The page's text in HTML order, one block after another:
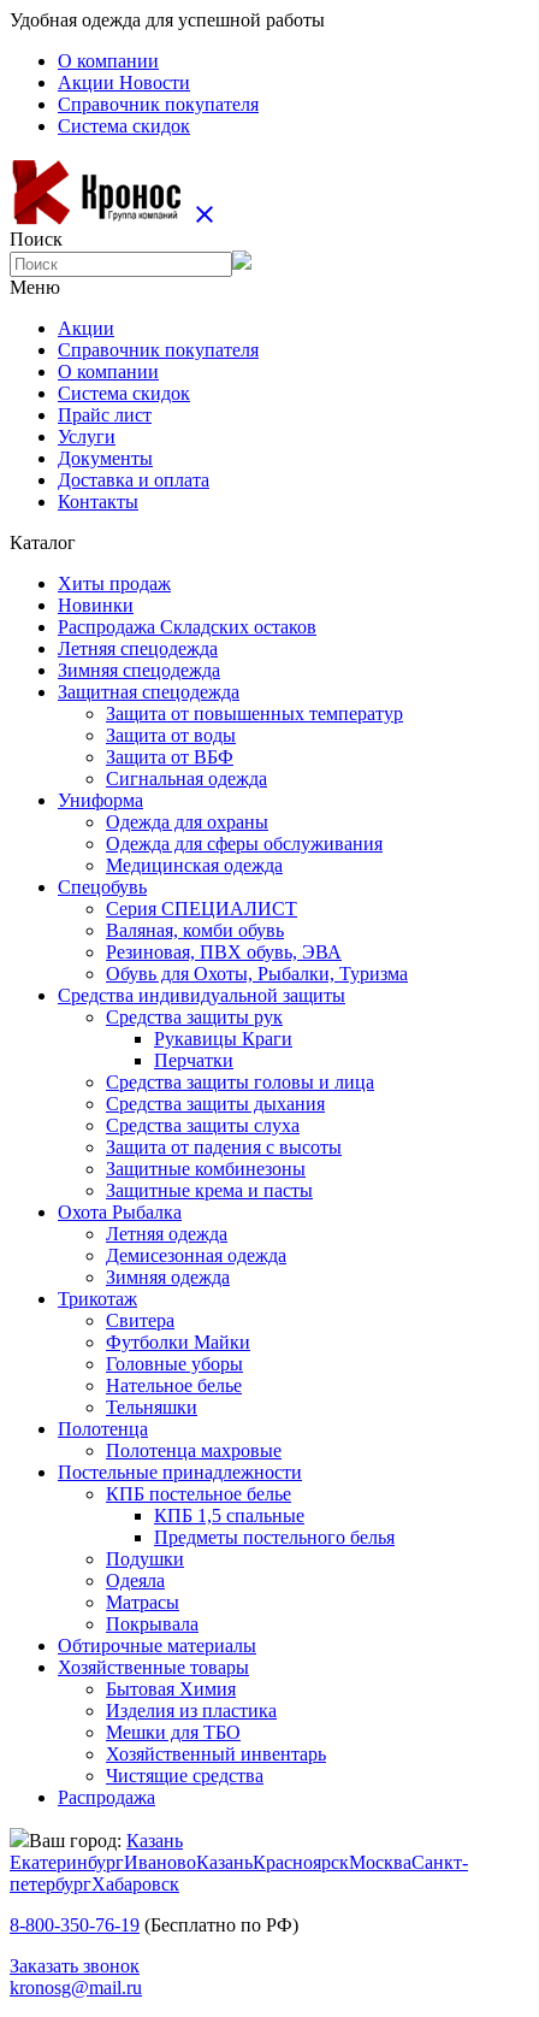
Удобная одежда для успешной работы
О компании
Aкции Новости
Справочник покупателя
Система скидок
close
Поиск
Меню
Aкции
Справочник покупателя
О компании
Система скидок
Прайс лист
Услуги
Документы
Доставка и оплата
Контакты
Каталог
Хиты продаж
Новинки
Распродажа Складских остаков
Летняя спецодежда
Зимняя спецодежда
Защитная спецодежда
Защита от повышенных температур
Защита от воды
Защита от ВБФ
Сигнальная одежда
Униформа
Одежда для охраны
Одежда для сферы обслуживания
Медицинская одежда
Спецобувь
Серия СПЕЦИАЛИСТ
Валяная, комби обувь
Резиновая, ПВХ обувь, ЭВА
Обувь для Охоты, Рыбалки, Туризма
Средства индивидуальной защиты
Средства защиты рук
Рукавицы Краги
Перчатки
Средства защиты головы и лица
Средства защиты дыхания
Средства защиты слуха
Защита от падения с высоты
Защитные комбинезоны
Защитные крема и пасты
Охота Рыбалка
Летняя одежда
Демисезонная одежда
Зимняя одежда
Трикотаж
Свитера
Футболки Майки
Головные уборы
Нательное белье
Тельняшки
Полотенца
Полотенца махровые
Постельные принадлежности
КПБ постельное белье
КПБ 1,5 спальные
Предметы постельного белья
Подушки
Одеяла
Матрасы
Покрывала
Обтирочные материалы
Хозяйственные товары
Бытовая Химия
Изделия из пластика
Мешки для ТБО
Хозяйственный инвентарь
Чистящие средства
Распродажа
Ваш город: Казань
ЕкатеринбургИвановоКазаньКрасноярскМоскваСанкт-
петербургХабаровск
8-800-350-76-19 (Бесплатно по РФ)
Заказать звонок
kronosg@mail.ru